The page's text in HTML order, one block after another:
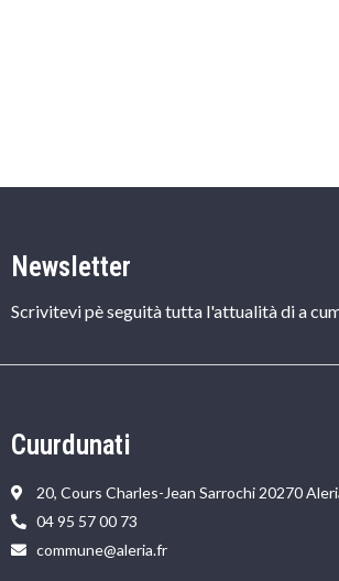
Newsletter
Scrivitevi pè seguità tutta l'attualità di a
Cuurdunati
20, Cours Charles-Jean Sarrochi 20270
04 95 57 00 73
commune@aleria.fr